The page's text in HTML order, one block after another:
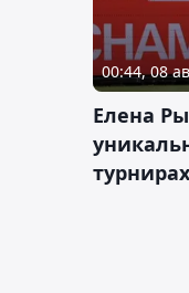
00:44, 08
Елена